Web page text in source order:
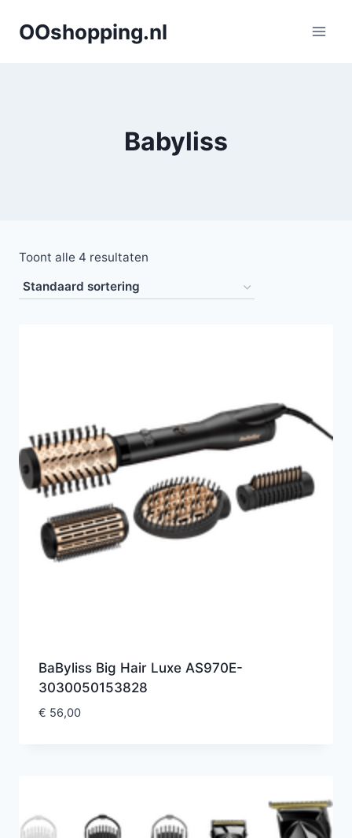
naarOOshopping.nl
Babyliss
Toont alle 4 resultaten
BaByliss Big Hair Luxe AS970E-
3030050153828
€ 56,00